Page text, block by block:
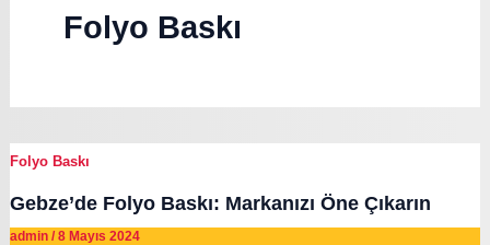
Folyo Baskı
Folyo Baskı
Gebze’de Folyo Baskı: Markanızı Öne Çıkarın
admin / 8 Mayıs 2024